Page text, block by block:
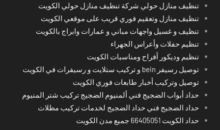
تنظيف منازل حولي شركة تنظيف منازل حولي الكويت
تنظيف منازل وتعقيم فوري قريب على موقعي الكويت
تنظيف و غسيل واجهات مباني و عمارات وابراج بالكويت
تنظيم حفلات وأعراس الجهراء
تنظيم وديكور أفراح ومناسبات الكويت
توصيل رسيفر bein و تركيب ستلايت و رسيفرات في الكويت
توصيل وتركيب أخبار طابعات فوري الكويت
حداد أبواب الضجيج فني ألمنيوم الضجيج تركيب شتر المنيوم
حداد الضجيج فني حداد الضجيج لخدمات تركيب مظلات
حداد الكويت 66405051 جميع مدن الكويت